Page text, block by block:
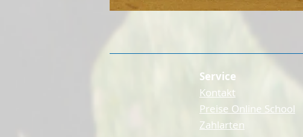
Service
Kontakt
Preise Online School
Zahlarten